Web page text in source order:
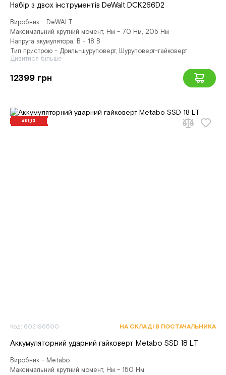
Набір з двох інструментів DeWalt DCK266D2
Виробник - DeWALT
Максимальний крутний момент, Нм - 70 Нм, 205 Нм
Напруга акумулятора, В - 18 В
Тип пристрою - Дриль-шуруповерт, Шуруповерт-гайковерт
Дивитися більше
12399 грн
АКЦІЯ
Код: 602196500 НА СКЛАДІ В ПОСТАЧАЛЬНИКА
Аккумуляторний ударний гайковерт Metabo SSD 18 LT
Виробник - Metabo
Максимальний крутний момент, Нм - 150 Нм